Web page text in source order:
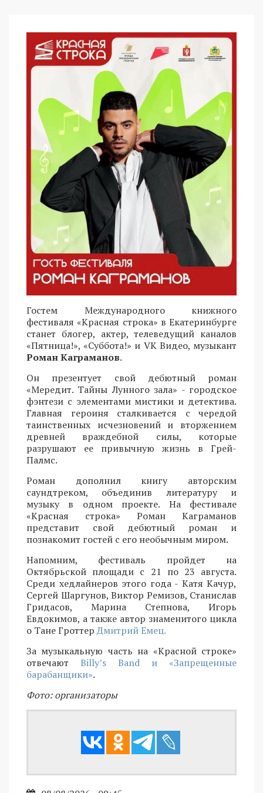
Гостем Международного книжного
фестиваля «Красная строка» в Екатеринбурге
станет блогер, актер, телеведущий каналов
«Пятница!», «Суббота!» и VK Видео, музыкант
Роман Каграманов.
Он презентует свой дебютный роман
«Мередит. Тайны Лунного зала» - городское
фэнтези с элементами мистики и детектива.
Главная героиня сталкивается с чередой
таинственных исчезновений и вторжением
древней враждебной силы, которые
разрушают ее привычную жизнь в Грей-
Палмс.
Роман дополнил книгу авторским
саундтреком, объединив литературу и
музыку в одном проекте. На фестивале
«Красная строка» Роман Каграманов
представит свой дебютный роман и
познакомит гостей с его необычным миром.
Напомним, фестиваль пройдет на
Октябрьской площади с 21 по 23 августа.
Среди хедлайнеров этого года - Катя Качур,
Сергей Шаргунов, Виктор Ремизов, Станислав
Гридасов, Марина Степнова, Игорь
Евдокимов, а также автор знаменитого цикла
о Тане ГроттерДмитрий Емец.
За музыкальную часть на «Красной строке»
отвечают Billy’s Band и «Запрещенные
барабанщики».
Фото: организаторы